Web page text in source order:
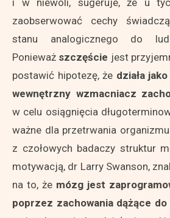
i w niewoli, sugeruje, że u
zaobserwować cechy
stanu analogicznego do
Ponieważ szczęście jest
postawić hipotezę, że działa
wewnętrzny wzmacniacz
w celu osiągnięcia
ważne dla przetrwania
z czołowych badaczy struktur
motywacją, dr Larry Swanson,
na to, że mózg jest
poprzez zachowania dążące do